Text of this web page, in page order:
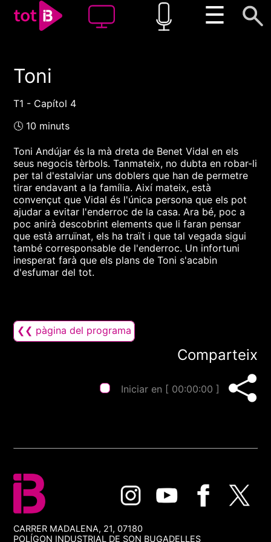
☰
00:00
Toni
T1 - Capítol 4
🕓 10 minuts
Toni Andújar és la mà dreta de Benet Vidal en els
seus negocis tèrbols. Tanmateix, no dubta en robar-li
per tal d'estalviar uns doblers que han de permetre
tirar endavant a la família. Així mateix, està
convençut que Vidal és l'única persona que els pot
ajudar a evitar l'enderroc de la casa. Ara bé, poc a
poc anirà descobrint elements que li faran pensar
que està arruïnat, els ha traït i que tal vegada sigui
també corresponsable de l'enderroc. Un infortuni
inesperat farà que els plans de Toni s'acabin
d'esfumar del tot.
❮❮ pàgina del programa
Comparteix
Iniciar en [ 00:00:00 ]
CARRER MADALENA, 21, 07180
POLÍGON INDUSTRIAL DE SON BUGADELLES